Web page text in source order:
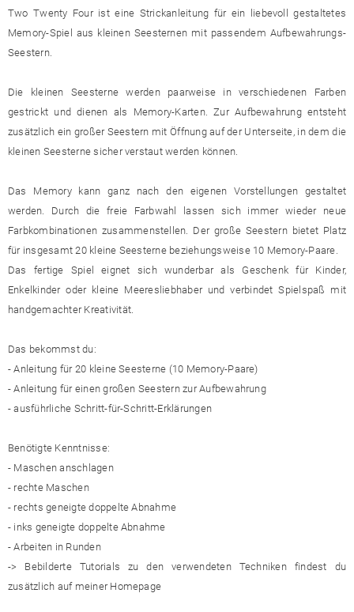
Two Twenty Four ist eine Strickanleitung für ein liebevoll gestaltetes
Memory-Spiel aus kleinen Seesternen mit passendem Aufbewahrungs-
Seestern.
Die kleinen Seesterne werden paarweise in verschiedenen Farben
gestrickt und dienen als Memory-Karten. Zur Aufbewahrung entsteht
zusätzlich ein großer Seestern mit Öffnung auf der Unterseite, in dem die
kleinen Seesterne sicher verstaut werden können.
Das Memory kann ganz nach den eigenen Vorstellungen gestaltet
werden. Durch die freie Farbwahl lassen sich immer wieder neue
Farbkombinationen zusammenstellen. Der große Seestern bietet Platz
für insgesamt 20 kleine Seesterne beziehungsweise 10 Memory-Paare.
Das fertige Spiel eignet sich wunderbar als Geschenk für Kinder,
Enkelkinder oder kleine Meeresliebhaber und verbindet Spielspaß mit
handgemachter Kreativität.
Das bekommst du:
- Anleitung für 20 kleine Seesterne (10 Memory-Paare)
- Anleitung für einen großen Seestern zur Aufbewahrung
- ausführliche Schritt-für-Schritt-Erklärungen
Benötigte Kenntnisse:
- Maschen anschlagen
- rechte Maschen
- rechts geneigte doppelte Abnahme
- inks geneigte doppelte Abnahme
- Arbeiten in Runden
-> Bebilderte Tutorials zu den verwendeten Techniken findest du
zusätzlich auf meiner Homepage